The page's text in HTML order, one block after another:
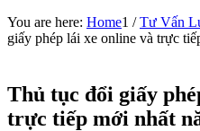
You are here: Home1 / Tư Vấn
giấy phép lái xe online và trực
Thủ tục đổi giấy
trực tiếp mới nhất